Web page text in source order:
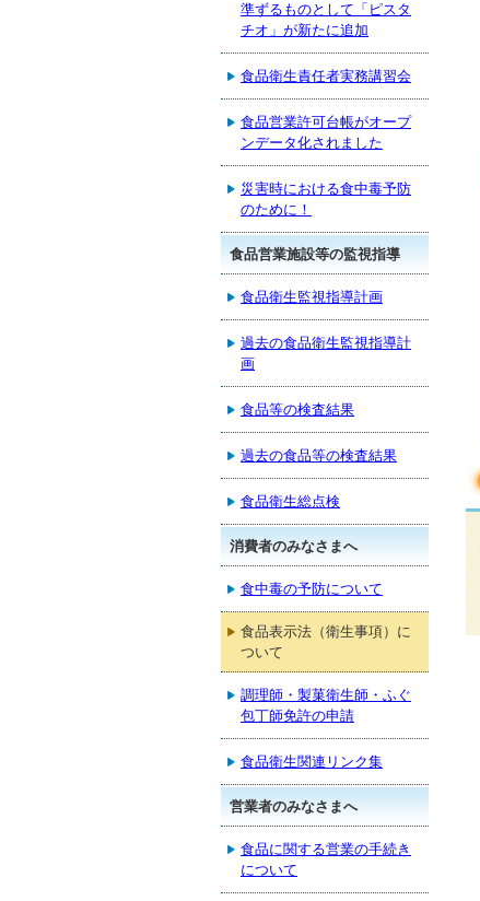
準ずるものとして「ピスタ
チオ」が新たに追加
食品衛生責任者実務講習会
食品営業許可台帳がオープ
ンデータ化されました
災害時における食中毒予防
のために！
食品営業施設等の監視指導
食品衛生監視指導計画
過去の食品衛生監視指導計
画
食品等の検査結果
過去の食品等の検査結果
食品衛生総点検
消費者のみなさまへ
食中毒の予防について
食品表示法（衛生事項）に
ついて
調理師・製菓衛生師・ふぐ
包丁師免許の申請
食品衛生関連リンク集
営業者のみなさまへ
食品に関する営業の手続き
について